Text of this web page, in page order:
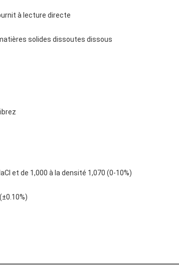
à lecture directe
solides dissoutes dissous
et de 1,000 à la densité 1,070 (0-10%)